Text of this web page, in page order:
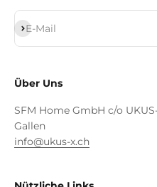
E-Mail
Abonnieren
Über Uns
SFM Home GmbH c/o
Gallen
info@ukus-x.ch